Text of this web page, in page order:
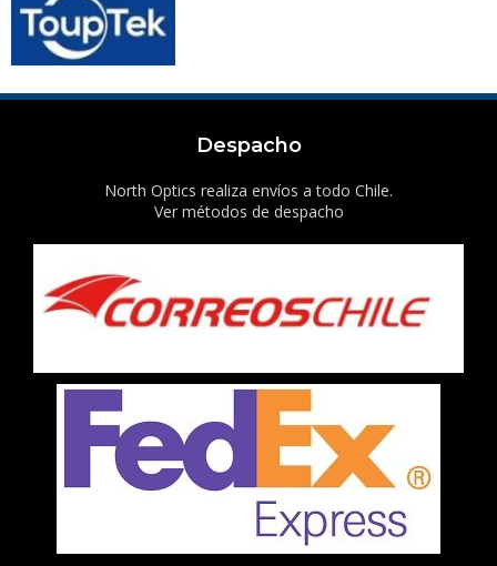
Despacho
North Optics realiza envíos a todo Chile.
Ver métodos de despacho